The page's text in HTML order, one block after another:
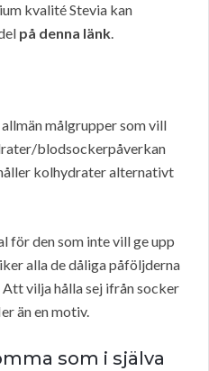
kvalité Stevia kan
på denna länk.
målgrupper som vill
blodsockerpåverkan
kolhydrater alternativt
för den som inte vill ge upp
alla de dåliga påföljderna
vilja hålla sej ifrån socker
än en motiv.
som i själva